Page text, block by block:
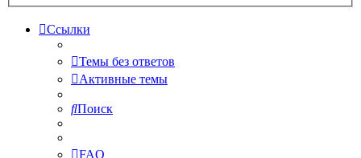
Ссылки
Темы без ответов
Активные темы
Поиск
FAQ